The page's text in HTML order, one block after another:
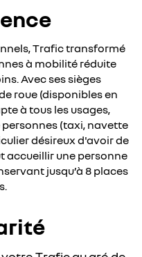
Trafic transformé
à mobilité réduite
Avec ses sièges
roue (disponibles en
à tous les usages,
(taxi, navette
désireux d'avoir de
accueillir une personne
jusqu’à 8 places